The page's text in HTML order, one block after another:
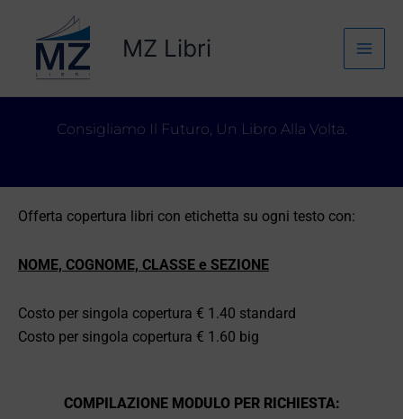
contenuto
MZ Libri
Consigliamo Il Futuro, Un Libro Alla Volta.
Offerta copertura libri con etichetta su ogni testo con:
NOME, COGNOME, CLASSE e SEZIONE
Costo per singola copertura € 1.40 standard
Costo per singola copertura € 1.60 big
COMPILAZIONE MODULO PER RICHIESTA: